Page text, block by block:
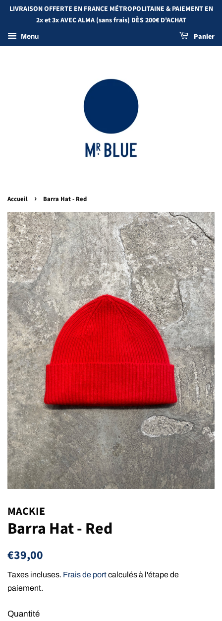
LIVRAISON OFFERTE EN FRANCE MÉTROPOLITAINE & PAIEMENT EN
2x et 3x AVEC ALMA (sans frais) DÈS 200€ D'ACHAT
Menu Panier
Accueil › Barra Hat - Red
MACKIE
Barra Hat - Red
Prix
€39,00
Taxes incluses. Frais de portcalculés à l'étape de
paiement.
Quantité